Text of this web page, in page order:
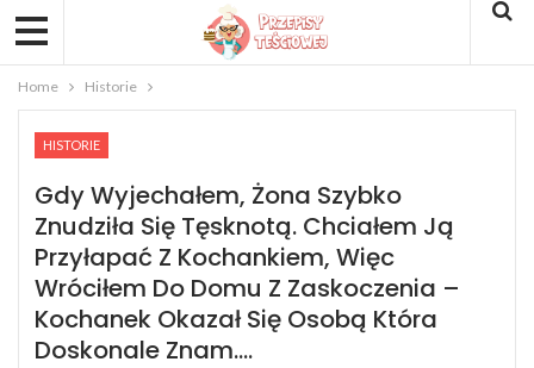
Home Historie
HISTORIE
Gdy Wyjechałem, Żona Szybko
Znudziła Się Tęsknotą. Chciałem Ją
Przyłapać Z Kochankiem, Więc
Wróciłem Do Domu Z Zaskoczenia –
Kochanek Okazał Się Osobą Która
Doskonale Znam….